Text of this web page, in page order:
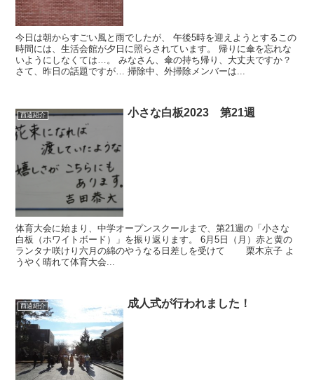
今日は朝からすごい風と雨でしたが、 午後5時を迎えようとするこの
時間には、生活会館が夕日に照らされています。 帰りに傘を忘れな
いようにしなくては…。 みなさん、傘の持ち帰り、大丈夫ですか？
さて、昨日の話題ですが… 掃除中、外掃除メンバーは...
西遠紹介 小さな白板2023 第21週
体育大会に始まり、中学オープンスクールまで、第21週の「小さな
白板（ホワイトボード）」を振り返ります。 6月5日（月）赤と黄の
ランタナ咲けり六月の綿のやうなる日差しを受けて 栗木京子 よ
うやく晴れて体育大会...
西遠紹介 成人式が行われました！